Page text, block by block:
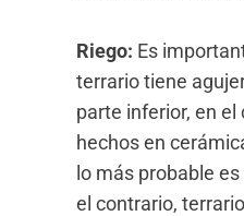
Riego: Es
terrario tiene
parte inferior, en
hechos en
lo más probable
el contrario,